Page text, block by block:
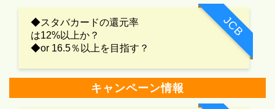
JCB
◆スタバカードの還元率
は12%以上か？
◆or 16.5％以上を目指す？
キャンペーン情報